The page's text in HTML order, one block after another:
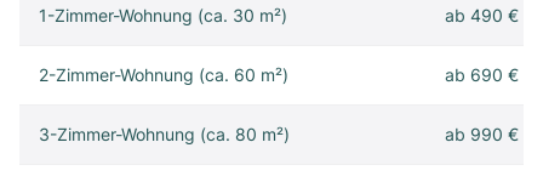
1-Zimmer-Wohnung (ca. 30 m²) ab 490 €
2-Zimmer-Wohnung (ca. 60 m²) ab 690 €
3-Zimmer-Wohnung (ca. 80 m²) ab 990 €